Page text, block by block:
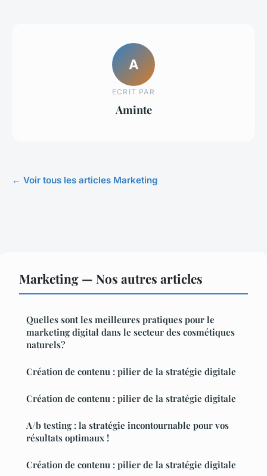
A
ECRIT PAR
Aminte
← Voir tous les articles Marketing
Marketing — Nos autres articles
Quelles sont les meilleures pratiques pour le
marketing digital dans le secteur des cosmétiques
naturels?
Création de contenu : pilier de la stratégie digitale
Création de contenu : pilier de la stratégie digitale
A/b testing : la stratégie incontournable pour vos
résultats optimaux !
Création de contenu : pilier de la stratégie digitale